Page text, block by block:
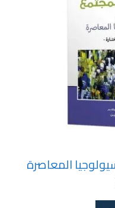
المعاصرة